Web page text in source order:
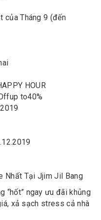
của Tháng 9 (đến
HOUR
up to40%
Nhất Tại Jjim Jil Bang
“hốt” ngay ưu đãi khủng
xả sạch stress cả nhà